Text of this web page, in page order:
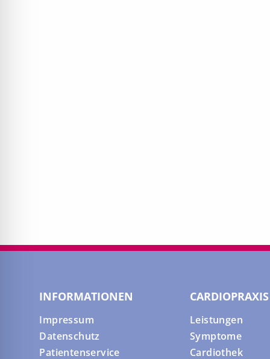
INFORMATIONEN
Impressum
Datenschutz
Patientenservice
CARDIOPRAXIS
Leistungen
Symptome
Cardiothek